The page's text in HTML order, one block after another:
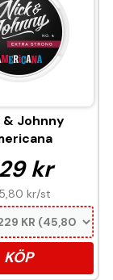
& Johnny
kr
kr/st
KÖP